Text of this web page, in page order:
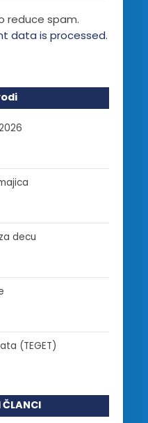
reduce spam.
data is processed.
decu
(TEGET)